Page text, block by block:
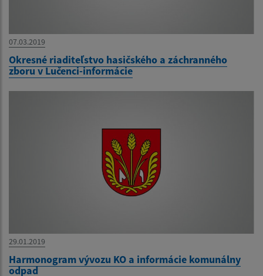
07.03.2019
Okresné riaditeľstvo hasičského a záchranného
zboru v Lučenci-informácie
29.01.2019
Harmonogram vývozu KO a informácie komunálny
odpad